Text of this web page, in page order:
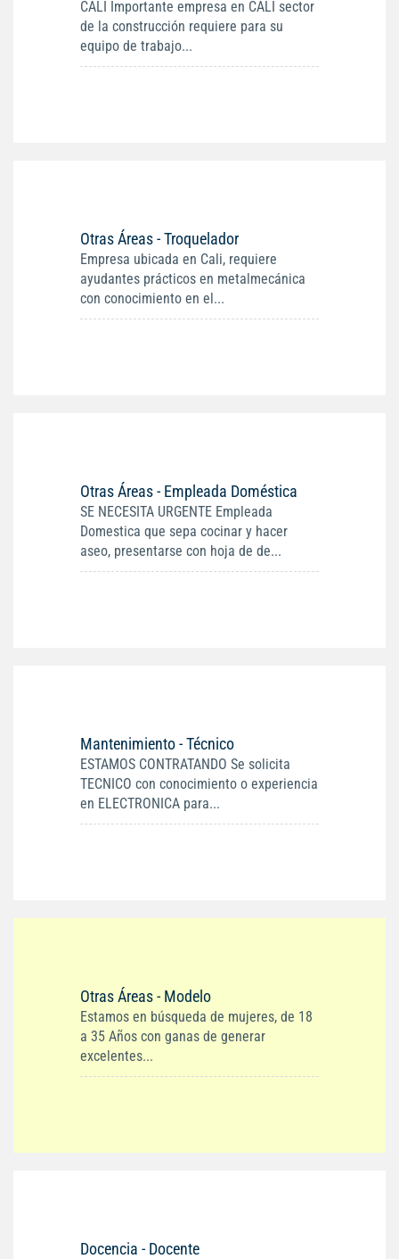
CALI Importante empresa en CALI sector
de la construcción requiere para su
equipo de trabajo...
Otras Áreas - Troquelador
Empresa ubicada en Cali, requiere
ayudantes prácticos en metalmecánica
con conocimiento en el...
Otras Áreas - Empleada Doméstica
SE NECESITA URGENTE Empleada
Domestica que sepa cocinar y hacer
aseo, presentarse con hoja de de...
Mantenimiento - Técnico
ESTAMOS CONTRATANDO Se solicita
TECNICO con conocimiento o experiencia
en ELECTRONICA para...
Otras Áreas - Modelo
Estamos en búsqueda de mujeres, de 18
a 35 Años con ganas de generar
excelentes...
Docencia - Docente